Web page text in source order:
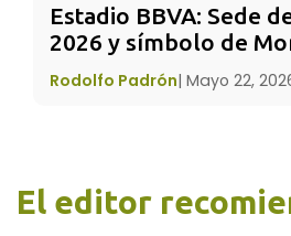
Estadio BBVA: Sede
2026 y símbolo de
Rodolfo Padrón| Mayo 22,
El editor